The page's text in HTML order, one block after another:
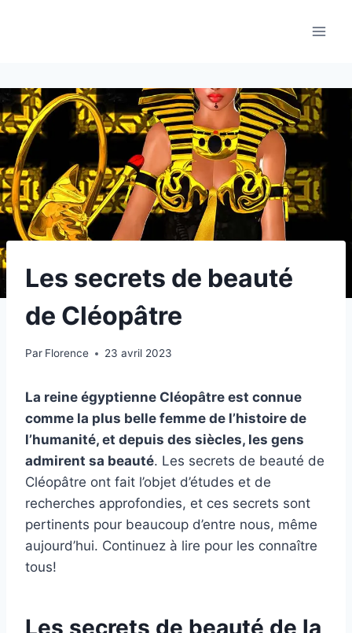
Les secrets de beauté
de Cléopâtre
Par Florence 23 avril 2023
La reine égyptienne Cléopâtre est connue
comme la plus belle femme de l’histoire de
l’humanité, et depuis des siècles, les gens
admirent sa beauté. Les secrets de beauté de
Cléopâtre ont fait l’objet d’études et de
recherches approfondies, et ces secrets sont
pertinents pour beaucoup d’entre nous, même
aujourd’hui. Continuez à lire pour les connaître
tous!
Les secrets de beauté de la